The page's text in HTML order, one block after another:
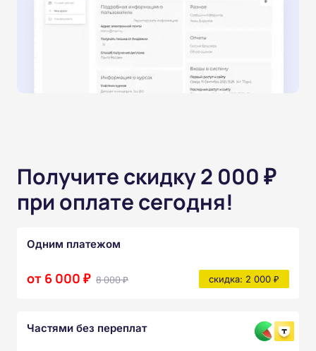
Получите скидку 2 000 ₽
при оплате сегодня!
Одним платежом
от 6 000 ₽ 8 000 ₽ скидка: 2 000 ₽
Частями без переплат